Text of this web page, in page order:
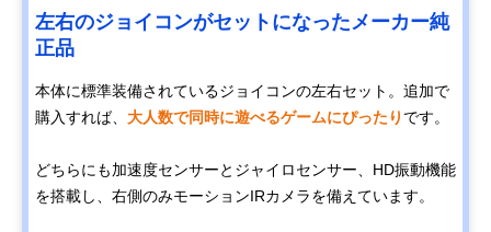
左右のジョイコンがセットになったメーカー純
正品
本体に標準装備されているジョイコンの左右セット。追加で
購入すれば、 大人数で同時に遊べるゲームにぴったり です。
どちらにも加速度センサーとジャイロセンサー、HD振動機能
を搭載し、右側のみモーションIRカメラを備えています。